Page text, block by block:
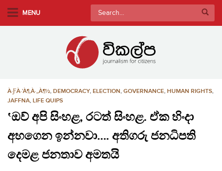
MENU
Search
for:
À·ƑÀ·’À¶‚À·„À¶½, DEMOCRACY, ELECTION, GOVERNANCE, HUMAN RIGHTS,
JAFFNA, LIFE QUIPS
‛ඔව් අපි සිංහළ, රටත් සිංහළ. ඒක හිංදා
අහගෙන ඉන්නවා…. අතිගරු ජනධිපති
දෙමළ ජනතාව අමතයි